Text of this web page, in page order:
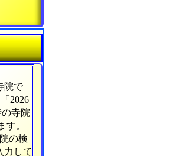
院で
2026
寺院
す。
の検
力して